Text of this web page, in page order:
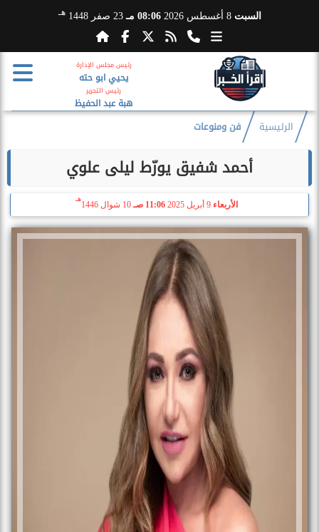
السبت 8 أغسطس 2026 08:06 مـ 23 صفر 1448 هـ
رئيس مجلس الإدارة
يحيي ابو حته
رئيس التحرير
هبة عبد الحفيظ
الرئيسية فن ومنوعات
أحمد شفيق يورّط ليلى علوي
الأربعاء 11:06 صـ 10 شوال 1446
هـ